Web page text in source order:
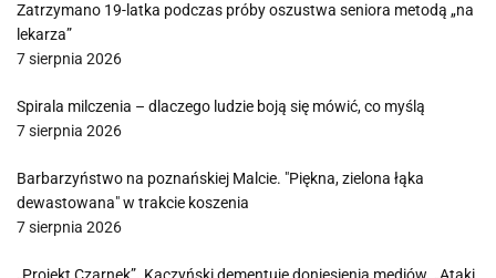
Zatrzymano 19-latka podczas próby oszustwa seniora metodą „na
lekarza”
7 sierpnia 2026
Spirala milczenia – dlaczego ludzie boją się mówić, co myślą
7 sierpnia 2026
Barbarzyństwo na poznańskiej Malcie. "Piękna, zielona łąka
dewastowana" w trakcie koszenia
7 sierpnia 2026